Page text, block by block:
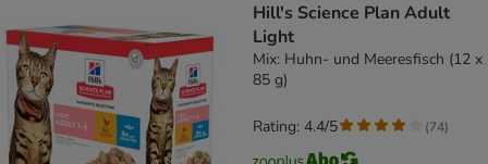
Hill's Science Plan Adult
Light
Mix: Huhn- und Meeresfisch (12 x
85 g)
Rating: 4.4/5 (74)